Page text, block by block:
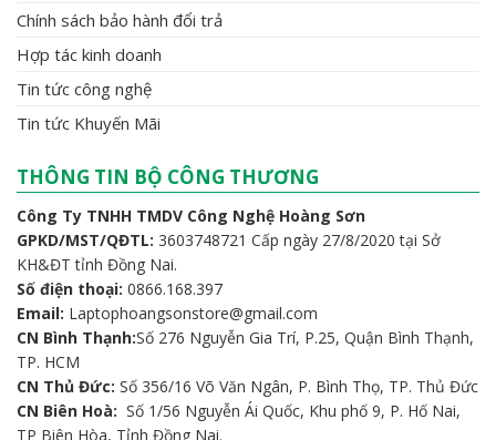
Chính sách bảo hành đổi trả
Hợp tác kinh doanh
Tin tức công nghệ
Tin tức Khuyến Mãi
THÔNG TIN BỘ CÔNG THƯƠNG
Công Ty TNHH TMDV Công Nghệ Hoàng Sơn
GPKD/MST/QĐTL: 3603748721 Cấp ngày 27/8/2020 tại Sở
KH&ĐT tỉnh Đồng Nai.
Số điện thoại: 0866.168.397
Email: Laptophoangsonstore@gmail.com
CN Bình Thạnh:Số 276 Nguyễn Gia Trí, P.25, Quận Bình Thạnh,
TP. HCM
CN Thủ Đức: Số 356/16 Võ Văn Ngân, P. Bình Thọ, TP. Thủ Đức
CN Biên Hoà: Số 1/56 Nguyễn Ái Quốc, Khu phố 9, P. Hố Nai,
TP Biên Hòa, Tỉnh Đồng Nai.